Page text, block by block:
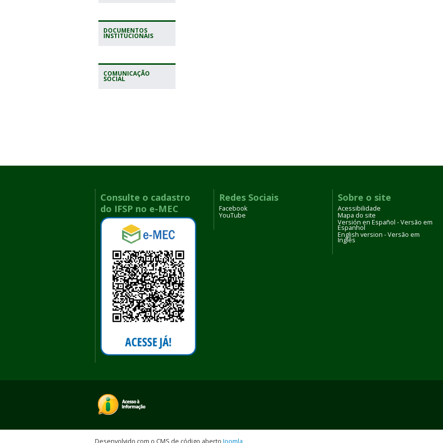
DOCUMENTOS
INSTITUCIONAIS
COMUNICAÇÃO
SOCIAL
Consulte o cadastro
do IFSP no e-MEC
Redes Sociais
Facebook
YouTube
Sobre o site
Acessibilidade
Mapa do site
Versión en Español - Versão em
Espanhol
English version - Versão em
Inglês
Desenvolvido com o CMS de código aberto Joomla